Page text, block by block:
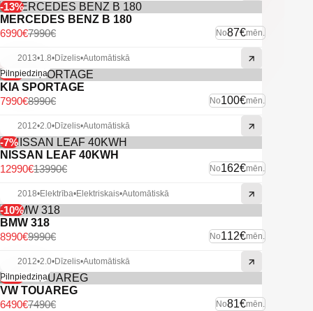
-13%
MERCEDES BENZ B 180
No87€mēn.
7990€
6990€
2013•1.8•Dīzelis•Automātiskā
-11%
Pilnpiedziņa
KIA SPORTAGE
No100€mēn.
8990€
7990€
2012•2.0•Dīzelis•Automātiskā
-7%
NISSAN LEAF 40KWH
No162€mēn.
13990€
12990€
2018•Elektrība•Elektriskais•Automātiskā
-10%
BMW 318
No112€mēn.
9990€
8990€
2012•2.0•Dīzelis•Automātiskā
-13%
Pilnpiedziņa
VW TOUAREG
No81€mēn.
7490€
6490€